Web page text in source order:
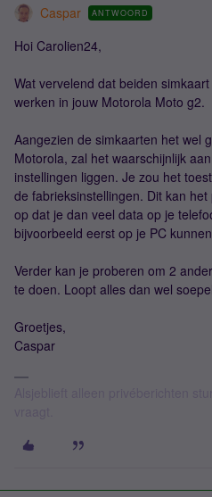
Caspar ANTWOORD
Hoi Carolien24,
Wat vervelend dat beiden
werken in jouw Motorola Moto g2.
Aangezien de simkaarten het wel
Motorola, zal het waarschijnlijk
instellingen liggen. Je zou het
de fabrieksinstellingen. Dit kan
op dat je dan veel data op je
bijvoorbeeld eerst op je PC
Verder kan je proberen om 2
te doen. Loopt alles dan wel
Groetjes,
Caspar